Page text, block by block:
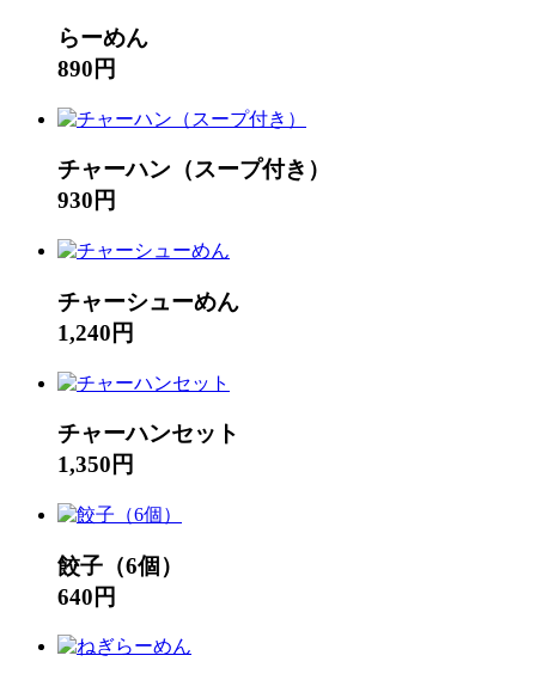
らーめん
890円
チャーハン（スープ付き）
930円
チャーシューめん
1,240円
チャーハンセット
1,350円
餃子（6個）
640円